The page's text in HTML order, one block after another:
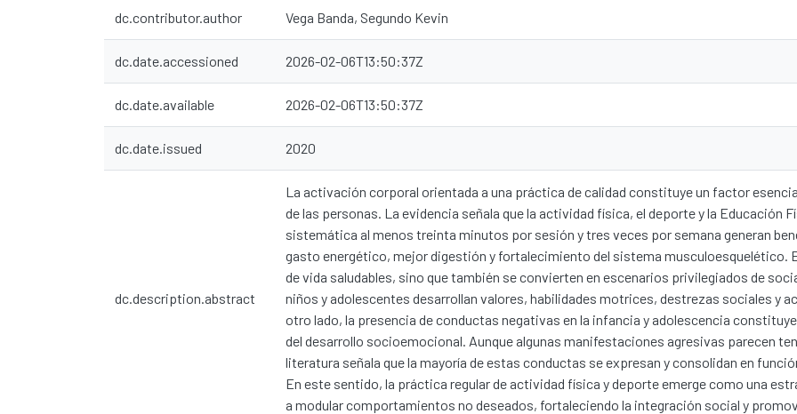
dc.contributor.author Vega Banda, Segundo Kevin
dc.date.accessioned 2026-02-06T13:50:37Z
dc.date.available 2026-02-06T13:50:37Z
dc.date.issued 2020
dc.description.abstract
La activación corporal orientada a una práctica de calidad constituye un factor
de las personas. La evidencia señala que la actividad física, el deporte y la Educación
sistemática al menos treinta minutos por sesión y tres veces por semana generan
gasto energético, mejor digestión y fortalecimiento del sistema
de vida saludables, sino que también se convierten en escenarios privilegiados de
niños y adolescentes desarrollan valores, habilidades motrices, destrezas sociales y
otro lado, la presencia de conductas negativas en la infancia y adolescencia
del desarrollo socioemocional. Aunque algunas manifestaciones agresivas parecen
literatura señala que la mayoría de estas conductas se expresan y consolidan en
En este sentido, la práctica regular de actividad física y deporte emerge como una
a modular comportamientos no deseados, fortaleciendo la integración social y